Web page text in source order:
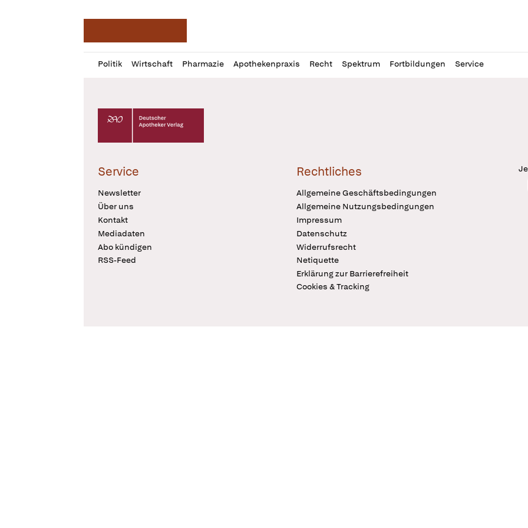
Politik Wirtschaft Pharmazie Apothekenpraxis Recht Spektrum Fortbildungen Service
Profil
öffnen
Daz
Pur
Deutscher Apotheker Verlag Logo
Service
Newsletter
Über uns
Kontakt
Mediadaten
Abo kündigen
RSS-Feed
Rechtliches
Allgemeine Geschäftsbedingungen
Allgemeine Nutzungsbedingungen
Impressum
Datenschutz
Widerrufsrecht
Netiquette
Erklärung zur Barrierefreiheit
Cookies & Tracking